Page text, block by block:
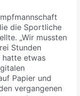
die Sportliche
„Wir mussten
Stunden
hatte etwas
Papier und
vergangenen